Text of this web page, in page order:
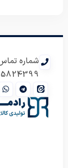
شماره